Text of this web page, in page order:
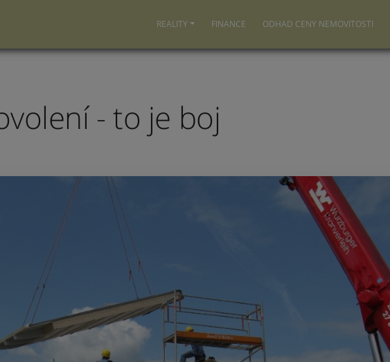
REALITY FINANCE ODHAD CENY NEMOVITOSTI
- to je boj